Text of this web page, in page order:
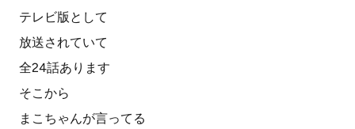
テレビ版として
放送されていて
全24話あります
そこから
まこちゃんが言ってる